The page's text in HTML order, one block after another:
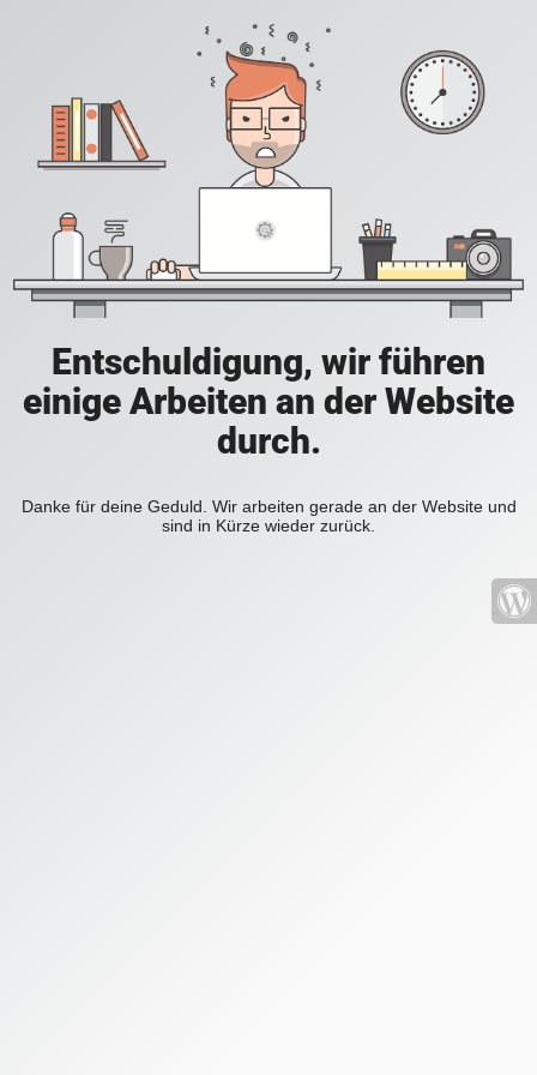
Entschuldigung, wir führen
einige Arbeiten an der Website
durch.
Danke für deine Geduld. Wir arbeiten gerade an der Website und
sind in Kürze wieder zurück.